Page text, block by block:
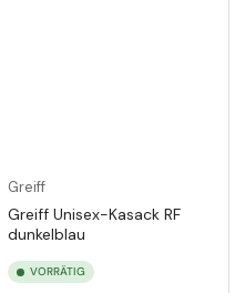
Greiff
Greiff Unisex-Kasack RF
dunkelblau
VORRÄTIG